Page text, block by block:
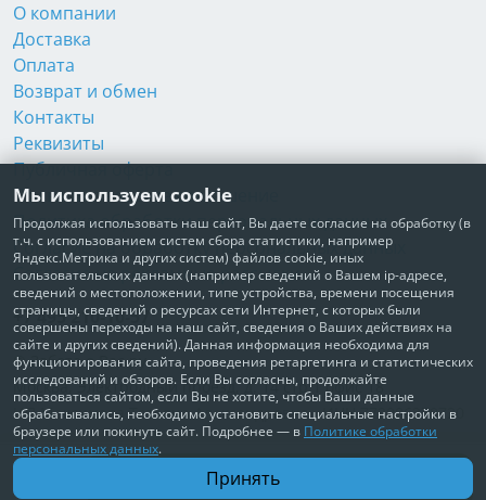
В корзину
Доставим по всей России
О компании
Доставка
Оплата
Возврат и обмен
Контакты
Реквизиты
Публичная оферта
Пользовательское соглашение
Политика обработки персональных данных
Согласие на обработку персональных данных
Согласие на рекламные рассылки
+7 495 210-10-57
© Забота о Вас.ру
Москва, Электродный проезд, д. 14 стр.1 офис 18
ИП Максимова Татьяна Александровна · ИНН 772006379720
Мы используем cookie
Продолжая использовать наш сайт, Вы даете согласие на обработку (в
т.ч. с использованием систем сбора статистики, например
Яндекс.Метрика и других систем) файлов cookie, иных
пользовательских данных (например сведений о Вашем ip-адресе,
сведений о местоположении, типе устройства, времени посещения
страницы, сведений о ресурсах сети Интернет, с которых были
совершены переходы на наш сайт, сведения о Ваших действиях на
сайте и других сведений). Данная информация необходима для
функционирования сайта, проведения ретаргетинга и статистических
исследований и обзоров. Если Вы согласны, продолжайте
пользоваться сайтом, если Вы не хотите, чтобы Ваши данные
обрабатывались, необходимо установить специальные настройки в
браузере или покинуть сайт. Подробнее — в Политике обработки
персональных данных.
Принять